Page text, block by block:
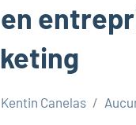
Kentin Canelas